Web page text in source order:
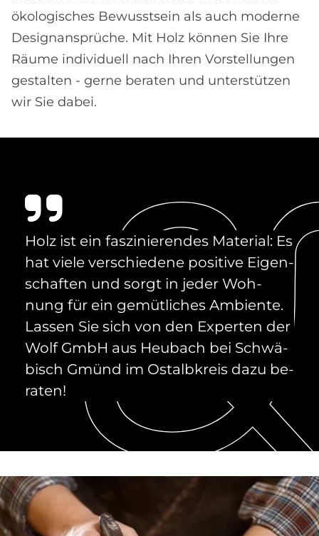
ökologisches Bewusstsein als auch moderne
Designansprüche. Mit Holz können Sie Ihre
Räume individuell nach Ihren Vorstellungen
gestalten - gerne beraten und unterstützen
wir Sie dabei.
Holz ist ein fas­zi­nie­ren­des Ma­te­rial: Es
hat vie­le ver­schie­de­ne po­si­ti­ve Ei­gen­
schaf­ten und sor­gt in je­der Woh­
nung für ein ge­müt­li­ches Am­bi­en­te.
Las­sen Sie sich von den Ex­per­ten der
Wolf GmbH aus Heu­bach bei Schwä­
bisch Gmünd im Ost­alb­kreis dazu be­
ra­ten!